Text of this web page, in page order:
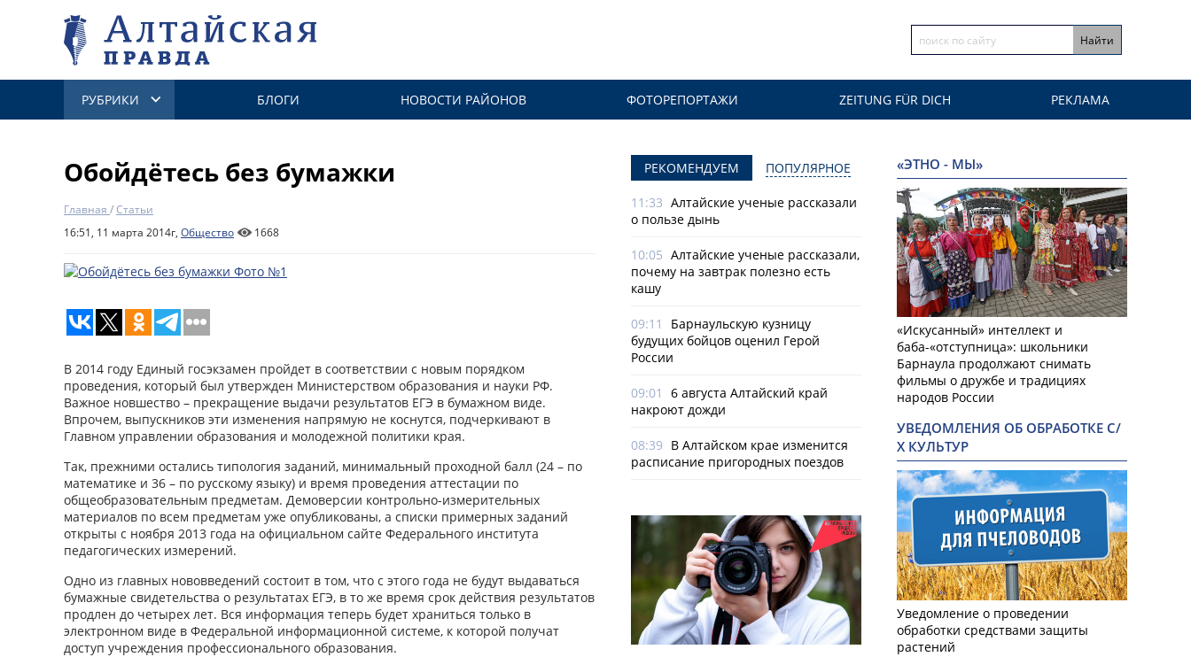
РУБРИКИ БЛОГИ НОВОСТИ РАЙОНОВ ФОТОРЕПОРТАЖИ ZEITUNG FÜR DICH РЕКЛАМА
Обойдётесь без бумажки
Главная /Статьи
16:51, 11 марта 2014г, Общество 1668
В 2014 году Единый госэкзамен пройдет в соответствии с новым порядком
проведения, который был утвержден Министерством образования и науки РФ.
Важное новшество – прекращение выдачи результатов ЕГЭ в бумажном виде.
Впрочем, выпускников эти изменения напрямую не коснутся, подчеркивают в
Главном управлении образования и молодежной политики края.
Так, прежними остались типология заданий, минимальный проходной балл (24 – по
математике и 36 – по русскому языку) и время проведения аттестации по
общеобразовательным предметам. Демоверсии контрольно-измерительных
материалов по всем предметам уже опубликованы, а списки примерных заданий
открыты с ноября 2013 года на официальном сайте Федерального института
педагогических измерений.
Одно из главных нововведений состоит в том, что с этого года не будут выдаваться
бумажные свидетельства о результатах ЕГЭ, в то же время срок действия результатов
продлен до четырех лет. Вся информация теперь будет храниться только в
электронном виде в Федеральной информационной системе, к которой получат
доступ учреждения профессионального образования.
РЕКОМЕНДУЕМ ПОПУЛЯРНОЕ
11:33 Алтайские ученые рассказали
о пользе дынь
10:05 Алтайские ученые рассказали,
почему на завтрак полезно есть
кашу
09:11
Барнаульскую кузницу
будущих бойцов оценил Герой
России
09:01
6 августа Алтайский край
накроют дожди
08:39 В Алтайском крае изменится
расписание пригородных поездов
«ЭТНО - МЫ»
«Искусанный» интеллект и
баба-«отступница»: школьники
Барнаула продолжают снимать
фильмы о дружбе и традициях
народов России
УВЕДОМЛЕНИЯ ОБ ОБРАБОТКЕ С/
Х КУЛЬТУР
Уведомление о проведении
обработки средствами защиты
растений